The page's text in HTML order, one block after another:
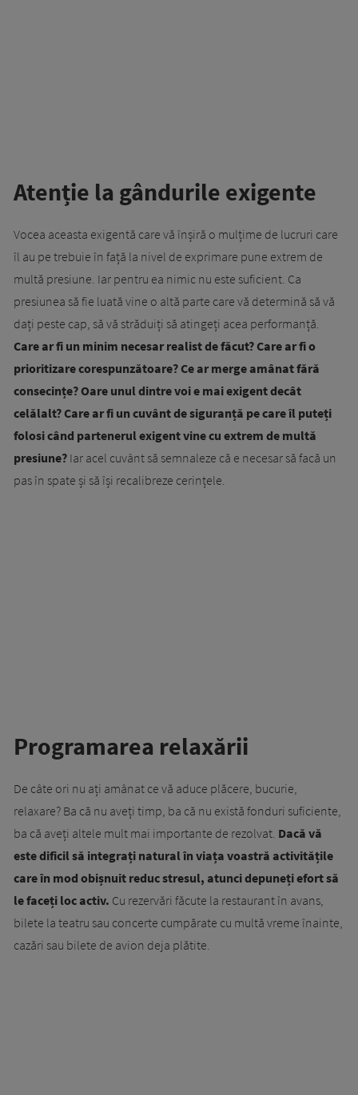
Atenție la gândurile exigente
Vocea aceasta exigentă care vă înșiră o mulțime de lucruri care
îl au pe trebuie în față la nivel de exprimare pune extrem de
multă presiune. Iar pentru ea nimic nu este suficient. Ca
presiunea să fie luată vine o altă parte care vă determină să vă
dați peste cap, să vă străduiți să atingeți acea performanță.
Care ar fi un minim necesar realist de făcut? Care ar fi o
prioritizare corespunzătoare? Ce ar merge amânat fără
consecințe? Oare unul dintre voi e mai exigent decât
celălalt? Care ar fi un cuvânt de siguranță pe care îl puteți
folosi când partenerul exigent vine cu extrem de multă
presiune? Iar acel cuvânt să semnaleze că e necesar să facă un
pas în spate și să își recalibreze cerințele.
Programarea relaxării
De câte ori nu ați amânat ce vă aduce plăcere, bucurie,
relaxare? Ba că nu aveți timp, ba că nu există fonduri suficiente,
ba că aveți altele mult mai importante de rezolvat. Dacă vă
este dificil să integrați natural în viața voastră activitățile
care în mod obișnuit reduc stresul, atunci depuneți efort să
le faceți loc activ. Cu rezervări făcute la restaurant în avans,
bilete la teatru sau concerte cumpărate cu multă vreme înainte,
cazări sau bilete de avion deja plătite.